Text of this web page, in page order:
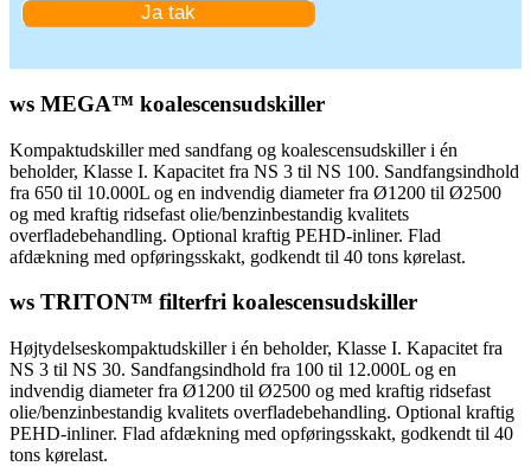
Ja tak
ws MEGA™ koalescensudskiller
Kompaktudskiller med sandfang og koalescensudskiller i én
beholder, Klasse I. Kapacitet fra NS 3 til NS 100. Sandfangsindhold
fra 650 til 10.000L og en indvendig diameter fra Ø1200 til Ø2500
og med kraftig ridsefast olie/benzinbestandig kvalitets
overfladebehandling. Optional kraftig PEHD-inliner. Flad
afdækning med opføringsskakt, godkendt til 40 tons kørelast.
ws TRITON™ filterfri koalescensudskiller
Højtydelseskompaktudskiller i én beholder, Klasse I. Kapacitet fra
NS 3 til NS 30. Sandfangsindhold fra 100 til 12.000L og en
indvendig diameter fra Ø1200 til Ø2500 og med kraftig ridsefast
olie/benzinbestandig kvalitets overfladebehandling. Optional kraftig
PEHD-inliner. Flad afdækning med opføringsskakt, godkendt til 40
tons kørelast.